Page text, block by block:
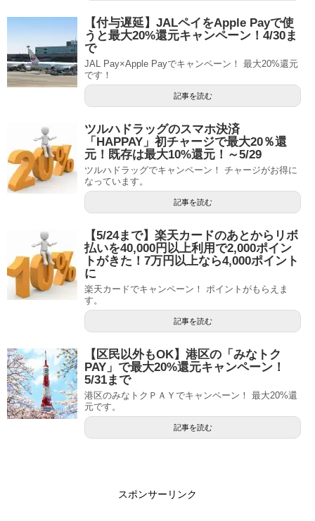
【付与遅延】JALペイをApple Payで使
うと最大20%還元キャンペーン！4/30ま
で
JAL Pay×Apple Payでキャンペーン！ 最大20%還元
です！
記事を読む
ツルハドラッグのスマホ決済
「HAPPAY」初チャージで最大20％還
元！既存は最大10%還元！～5/29
ツルハドラッグでキャンペーン！ チャージがお得に
なっています。
記事を読む
【5/24まで】楽天カードのあとからリボ
払いを40,000円以上利用で2,000ポイン
トがきた！7万円以上なら4,000ポイント
に
楽天カードでキャンペーン！ ポイントがもらえま
す。
記事を読む
【区民以外もOK】港区の「みなトク
PAY」で最大20%還元キャンペーン！
5/31まで
港区のみなトクＰＡＹでキャンペーン！ 最大20%還
元です。
記事を読む
スポンサーリンク